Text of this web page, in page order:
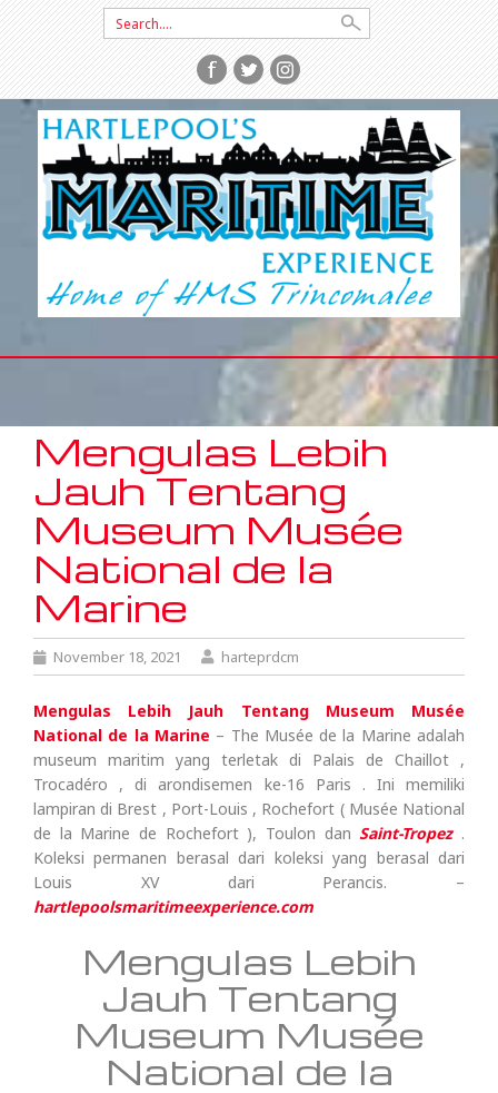
Search
for:
CONTENT
Mengulas Lebih
Jauh Tentang
Museum Musée
National de la
Marine
November 18, 2021 harteprdcm
Mengulas Lebih Jauh Tentang Museum Musée
National de la Marine – The Musée de la Marine adalah
museum maritim yang terletak di Palais de Chaillot ,
Trocadéro , di arondisemen ke-16 Paris . Ini memiliki
lampiran di Brest , Port-Louis , Rochefort ( Musée National
de la Marine de Rochefort ), Toulon danSaint-Tropez.
Koleksi permanen berasal dari koleksi yang berasal dari
Louis XV dari Perancis. –
hartlepoolsmaritimeexperience.com
Mengulas Lebih
Jauh Tentang
Museum Musée
National de la